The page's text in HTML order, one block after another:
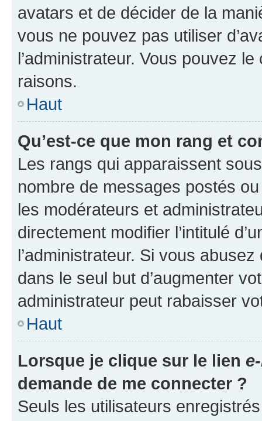
avatars et de décider de la
vous ne pouvez pas utiliser
l’administrateur. Vous pouvez
raisons.
Haut
Qu’est-ce que mon rang et
Les rangs qui apparaissent
nombre de messages postés
les modérateurs et
directement modifier l’intitulé
l’administrateur. Si vous
dans le seul but d’augmenter
administrateur peut rabaisser
Haut
Lorsque je clique sur le lien
demande de me connecter ?
Seuls les utilisateurs